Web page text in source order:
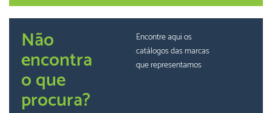
Não
encontra
o que
procura?
Encontre aqui os
catálogos das marcas
que representamos